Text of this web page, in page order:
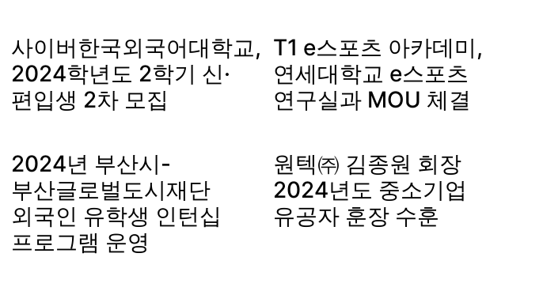
사이버한국외국어대학교,
2024학년도 2학기 신·
편입생 2차 모집
T1 e스포츠 아카데미,
연세대학교 e스포츠
연구실과 MOU 체결
2024년 부산시-
부산글로벌도시재단
외국인 유학생 인턴십
프로그램 운영
원텍㈜ 김종원 회장
2024년도 중소기업
유공자 훈장 수훈